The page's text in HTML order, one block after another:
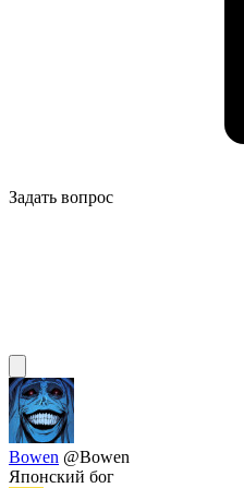
Задать вопрос
Bowen @Bowen
Японский бог